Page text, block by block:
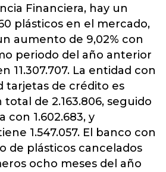
Financiera, hay un
plásticos en el mercado,
aumento de 9,02% con
periodo del año anterior
11.307.707. La entidad con
tarjetas de crédito es
de 2.163.806, seguido
con 1.602.683, y
1.547.057. El banco con
de plásticos cancelados
ocho meses del año